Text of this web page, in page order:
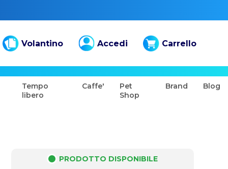
Volantino Accedi Carrello
Tempo
libero
Caffe'
Pet
Shop
Brand Blog
PRODOTTO DISPONIBILE